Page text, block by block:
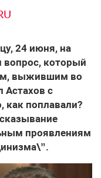
24 июня, на
вопрос, который
выжившим во
Астахов с
как поплавали?
проявлениям